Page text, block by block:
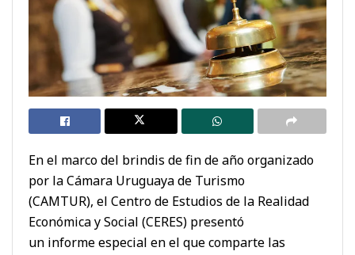
En el marco del brindis de fin de año organizado
por la Cámara Uruguaya de Turismo
(CAMTUR), el Centro de Estudios de la Realidad
Económica y Social (CERES) presentó
un informe especial en el que comparte las